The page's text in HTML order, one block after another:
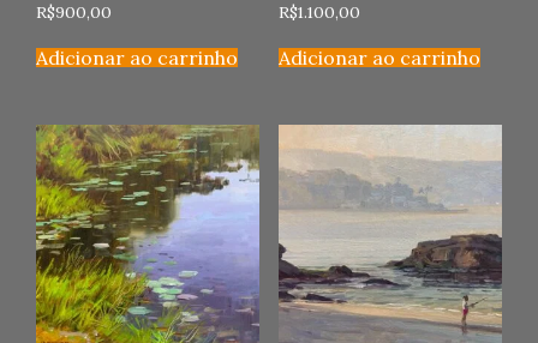
R$900,00
Adicionar ao carrinho
R$1.100,00
Adicionar ao carrinho